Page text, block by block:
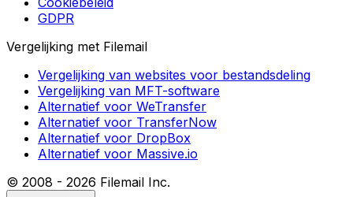
GDPR
Vergelijking met Filemail
Vergelijking van websites voor bestandsdeling
Vergelijking van MFT-software
Alternatief voor WeTransfer
Alternatief voor TransferNow
Alternatief voor DropBox
Alternatief voor Massive.io
© 2008 - 2026 Filemail Inc.